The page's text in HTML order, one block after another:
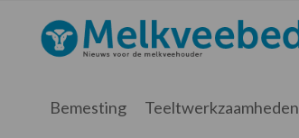
hoofdnavigatie
hoofd
eerste
voettekst
Melkveebedrijf.nl
Bemesting Teeltwerkzaamheden